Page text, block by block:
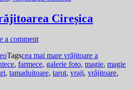
Cireșica
a comment
Tagscea mai mare vrăjitoare a
, farmece, galerie foto, magie, magie
, tamaduitoare, tarot, vraji, vrăjitoare,